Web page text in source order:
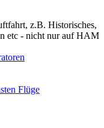
z.B. Historisches,
etc - nicht nur auf HAM
Flüge